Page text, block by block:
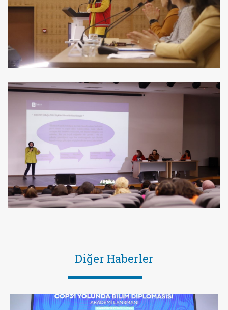
Diğer Haberler